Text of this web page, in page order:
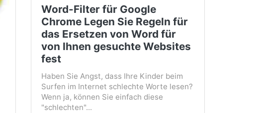
Word-Filter für Google
Chrome Legen Sie Regeln für
das Ersetzen von Word für
von Ihnen gesuchte Websites
fest
Haben Sie Angst, dass Ihre Kinder beim
Surfen im Internet schlechte Worte lesen?
Wenn ja, können Sie einfach diese
"schlechten"...